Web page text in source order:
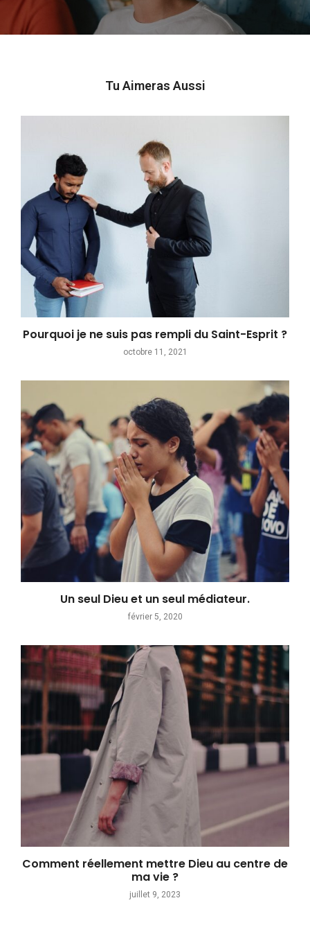
Tu Aimeras Aussi
Pourquoi je ne suis pas rempli du Saint-Esprit ?
octobre 11, 2021
Un seul Dieu et un seul médiateur.
février 5, 2020
Comment réellement mettre Dieu au centre de
ma vie ?
juillet 9, 2023